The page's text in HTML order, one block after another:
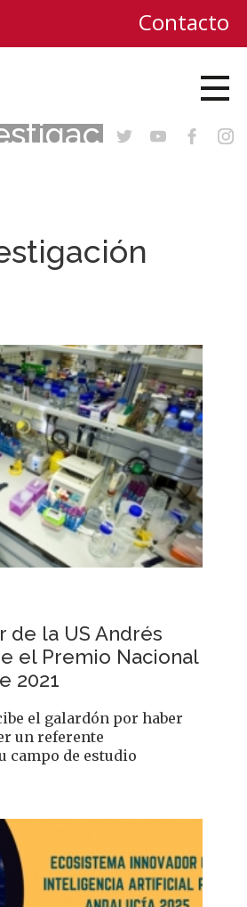
Contacto
de la US Andrés
el Premio Nacional
2021
el galardón por haber
un referente
campo de estudio